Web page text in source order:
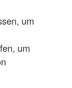
um
um